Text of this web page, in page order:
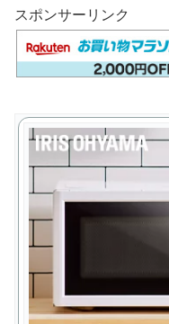
スポンサーリンク